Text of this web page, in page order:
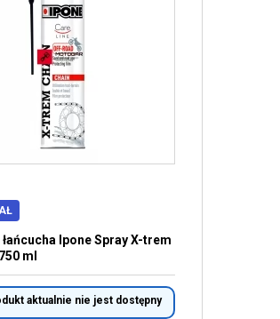
Ipone Spray X-trem
ml
aktualnie nie jest dostępny